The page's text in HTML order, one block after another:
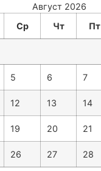
Август 2026
Ср Чт Пт
5 6 7
12 13 14
19 20 21
26 27 28